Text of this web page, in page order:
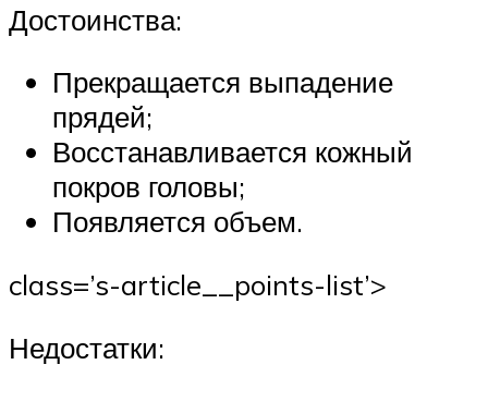
Достоинства:
Прекращается выпадение
прядей;
Восстанавливается кожный
покров головы;
Появляется объем.
class=’s-article__points-list’>
Недостатки: